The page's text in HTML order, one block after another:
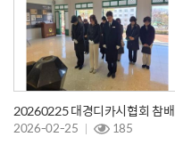
20260225 대경디카시협회 참배
2026-02-25 185